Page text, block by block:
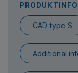
CAD type S
Additional